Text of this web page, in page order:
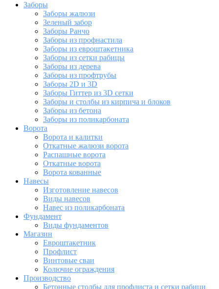
Заборы
Заборы жалюзи
Зеленый забор
Заборы Ранчо
Заборы из профнастила
Заборы из евроштакетника
Заборы из сетки рабицы
Заборы из дерева
Заборы из профтрубы
Заборы 2D и 3D
Заборы Гиттер из 3D сетки
Заборы и столбы из кирпича и блоков
Заборы из бетона
Заборы из поликарбоната
Ворота
Ворота и калитки
Откатные жалюзи ворота
Распашные ворота
Откатные ворота
Ворота кованные
Навесы
Изготовление навесов
Виды навесов
Навес из поликарбоната
Фундамент
Виды фундаментов
Магазин
Евроштакетник
Профлист
Винтовые сваи
Колючие ограждения
Производство
Бетонные столбы для профлиста и сетки рабици